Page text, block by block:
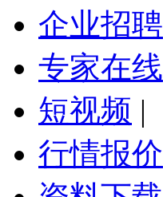
企业招聘
专家在线
短视频 |
行情报价